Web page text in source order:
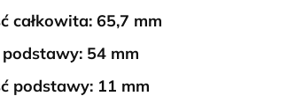
całkowita: 65,7 mm
54 mm
podstawy: 11 mm